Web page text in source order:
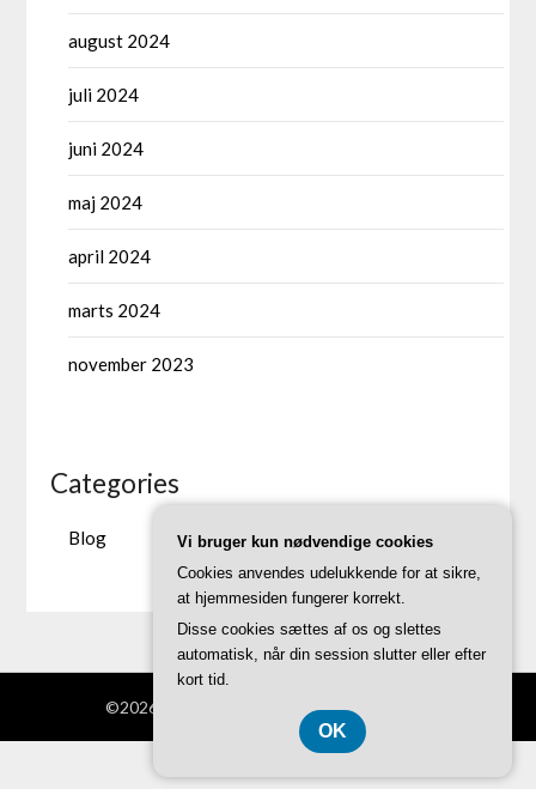
august 2024
juli 2024
juni 2024
maj 2024
april 2024
marts 2024
november 2023
Categories
Blog
©2026 Twift.dk | Theme bySuperbThemes
CVR DK 37407739
Vi bruger kun nødvendige cookies
Cookies anvendes udelukkende for at sikre,
at hjemmesiden fungerer korrekt.
Disse cookies sættes af os og slettes
automatisk, når din session slutter eller efter
kort tid.
OK